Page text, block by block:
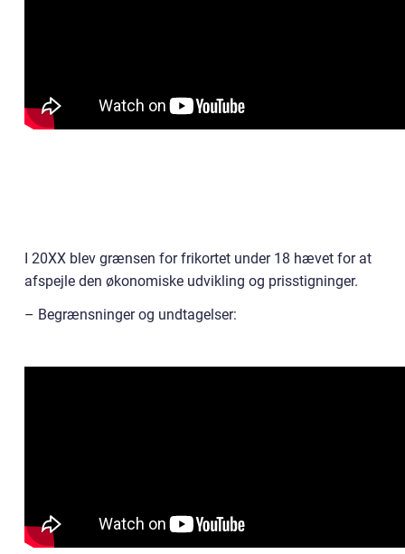
I 20XX blev grænsen for frikortet under 18 hævet for at
afspejle den økonomiske udvikling og prisstigninger.
– Begrænsninger og undtagelser: